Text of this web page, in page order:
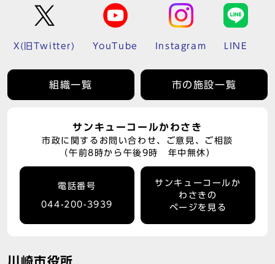
X(旧Twitter) YouTube Instagram LINE
組織一覧 市の施設一覧
サンキューコールかわさき
市政に関するお問い合わせ、ご意見、ご相談
（午前8時から午後9時 年中無休）
電話番号
044-200-3939
サンキューコールか
わさきの
ページを見る
川崎市役所